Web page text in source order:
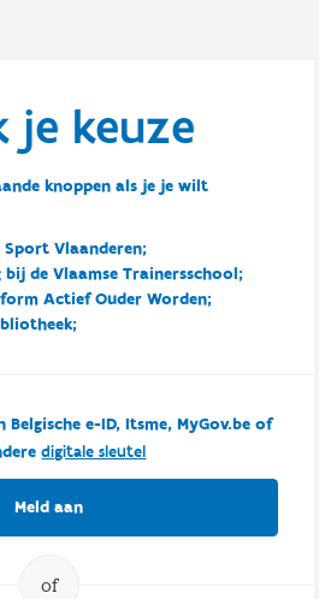
je keuze
knoppen als je je wilt
Vlaanderen;
de Vlaamse Trainersschool;
Actief Ouder Worden;
e-ID, Itsme, MyGov.be of
digitale sleutel
Meld aan